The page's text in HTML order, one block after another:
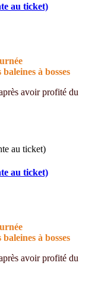
au ticket)
à bosses
avoir profité du
au ticket)
à bosses
avoir profité du